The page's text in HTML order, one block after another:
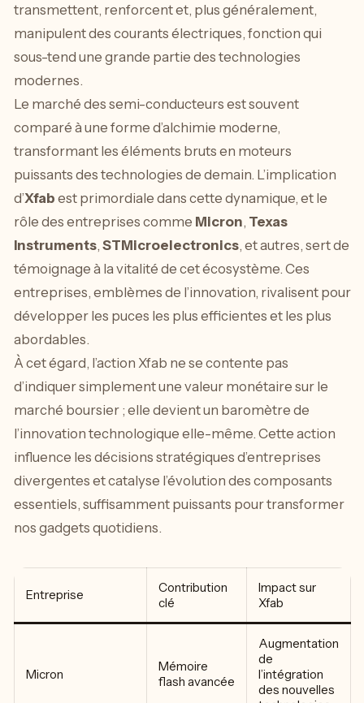
transmettent, renforcent et, plus généralement,
manipulent des courants électriques, fonction qui
sous-tend une grande partie des technologies
modernes.
Le marché des semi-conducteurs est souvent
comparé à une forme d’alchimie moderne,
transformant les éléments bruts en moteurs
puissants des technologies de demain. L’implication
d’Xfab est primordiale dans cette dynamique, et le
rôle des entreprises comme Micron, Texas
Instruments, STMicroelectronics, et autres, sert de
témoignage à la vitalité de cet écosystème. Ces
entreprises, emblèmes de l’innovation, rivalisent pour
développer les puces les plus efficientes et les plus
abordables.
À cet égard, l’action Xfab ne se contente pas
d’indiquer simplement une valeur monétaire sur le
marché boursier ; elle devient un baromètre de
l’innovation technologique elle-même. Cette action
influence les décisions stratégiques d’entreprises
divergentes et catalyse l’évolution des composants
essentiels, suffisamment puissants pour transformer
nos gadgets quotidiens.
Entreprise
Contribution
clé
Impact sur
Xfab
Micron
Mémoire
flash avancée
Augmentation
de
l’intégration
des nouvelles